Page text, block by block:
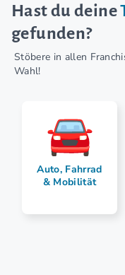
Hast du deine
gefunden?
Stöbere in allen
Wahl!
Auto, Fahrrad
& Mobilität